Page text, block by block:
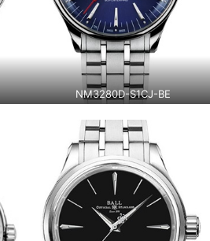
NM3280D-S1CJ-BE